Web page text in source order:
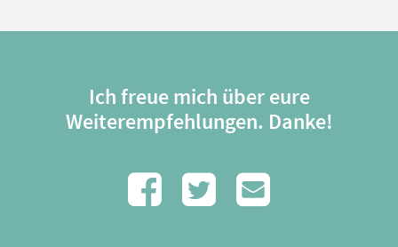
Ich freue mich über eure
Weiterempfehlungen. Danke!